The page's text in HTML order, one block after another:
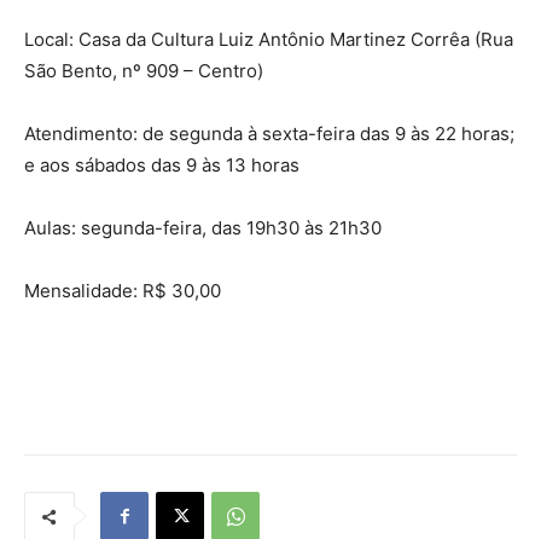
Local: Casa da Cultura Luiz Antônio Martinez Corrêa (Rua
São Bento, nº 909 – Centro)
Atendimento: de segunda à sexta-feira das 9 às 22 horas;
e aos sábados das 9 às 13 horas
Aulas: segunda-feira, das 19h30 às 21h30
Mensalidade: R$ 30,00